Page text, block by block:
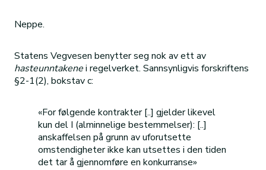
Neppe.
Statens Vegvesen benytter seg nok av ett av
hasteunntakenei regelverket. Sannsynligvis forskriftens
§2-1(2), bokstav c:
«For følgende kontrakter [..] gjelder likevel
kun del I (alminnelige bestemmelser): [..]
anskaffelsen på grunn av uforutsette
omstendigheter ikke kan utsettes i den tiden
det tar å gjennomføre en konkurranse»